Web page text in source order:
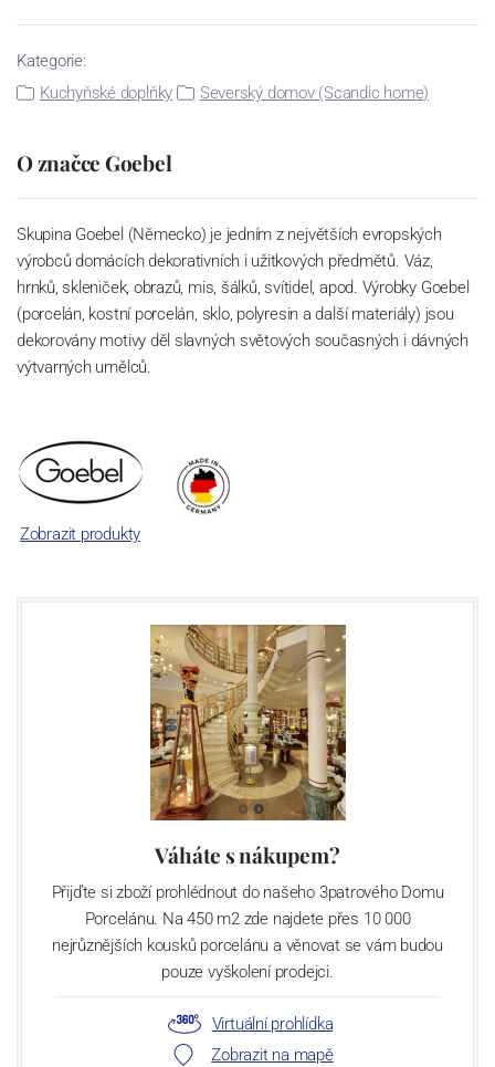
Kategorie:
Kuchyňské doplňky
Severský domov (Scandic home)
O značce Goebel
Skupina Goebel (Německo) je jedním z největších evropských
výrobců domácích dekorativních i užitkových předmětů. Váz,
hrnků, skleniček, obrazů, mis, šálků, svítidel, apod. Výrobky Goebel
(porcelán, kostní porcelán, sklo, polyresin a další materiály) jsou
dekorovány motivy děl slavných světových současných i dávných
výtvarných umělců.
Zobrazit produkty
Váháte s nákupem?
Přijďte si zboží prohlédnout do našeho 3patrového Domu
Porcelánu. Na 450 m2 zde najdete přes 10 000
nejrůznějších kousků porcelánu a věnovat se vám budou
pouze vyškolení prodejci.
Virtuální prohlídka
Zobrazit na mapě